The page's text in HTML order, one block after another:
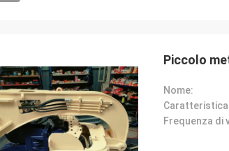
Piccolo
Nome: